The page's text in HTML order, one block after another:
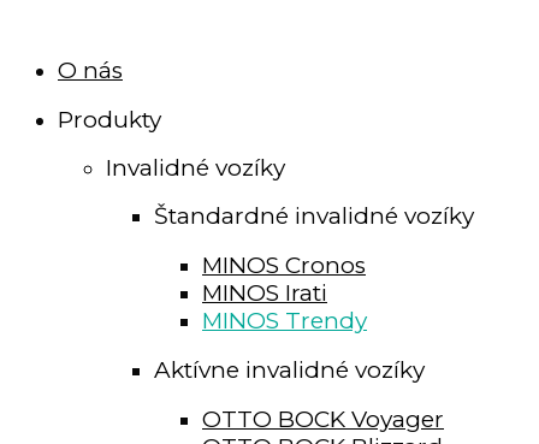
O nás
Produkty
Invalidné vozíky
Štandardné invalidné vozíky
MINOS Cronos
MINOS Irati
MINOS Trendy
Aktívne invalidné vozíky
OTTO BOCK Voyager